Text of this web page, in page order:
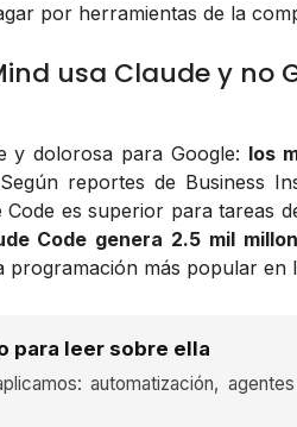
por herramientas de la
usa Claude y no
y dolorosa para Google: los
reportes de Business
Code es superior para tareas
Code genera 2.5 mil
programación más popular en
para leer sobre ella
automatización,